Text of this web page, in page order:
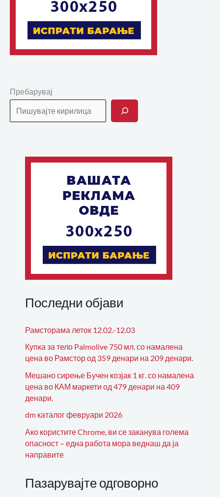
Пребарувај
Последни објави
Рамсторама леток 12.02.-12.03
Купка за тело Palmolive 750 мл. со намалена
цена во Рамстор од 359 денари на 209 денари.
Мешано сирење Бучен козјак 1 кг. со намалена
цена во КАМ маркети од 479 денари на 409
денари.
dm каталог февруари 2026
Ако користите Chrome, ви се заканува голема
опасност – една работа мора веднаш да ја
направите
Пазарувајте одговорно